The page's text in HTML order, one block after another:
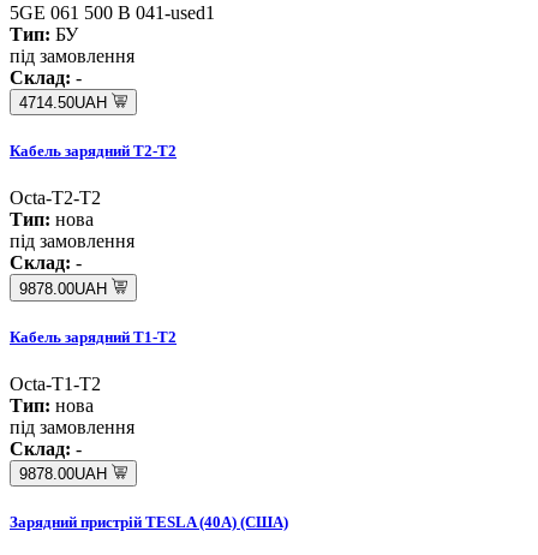
5GE 061 500 B 041-used1
Тип: БУ
під замовлення
Склад: -
4714.50UAH
Кабель зарядний Т2-Т2
Octa-Т2-Т2
Тип: нова
під замовлення
Склад: -
9878.00UAH
Кабель зарядний Т1-Т2
Octa-Т1-Т2
Тип: нова
під замовлення
Склад: -
9878.00UAH
Зарядний пристрій TESLA (40А) (США)